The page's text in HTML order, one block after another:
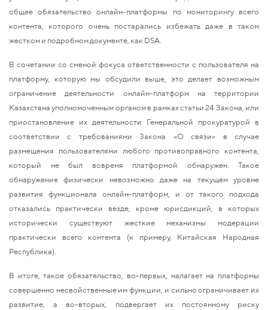
общее обязательство онлайн-платформы по мониторингу всего
контента, которого очень постарались избежать даже в таком
жестком и подробном документе, как DSA.
В сочетании со сменой фокуса ответственности с пользователя на
платформу, которую мы обсудили выше, это делает возможным
ограничение деятельности онлайн-платформ на территории
Казахстана уполномоченным органом в рамках статьи 24 Закона, или
приостановление их деятельности Генеральной прокуратурой в
соответствии с требованиями Закона «О связи» в случае
размещения пользователями любого противоправного контента,
который не был вовремя платформой обнаружен. Такое
обнаружение физически невозможно даже на текущем уровне
развития функционала онлайн-платформ, и от такого подхода
отказались практически везде, кроме юрисдикций, в которых
исторически существуют жесткие механизмы модерации
практически всего контента (к примеру, Китайская Народная
Республика).
В итоге, такое обязательство, во-первых, налагает на платформы
совершенно несвойственные им функции, и сильно ограничивает их
развитие, а во-вторых, подвергает их постоянному риску